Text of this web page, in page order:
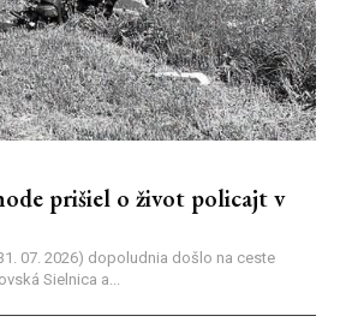
prišiel o život policajt v
07. 2026) dopoludnia došlo na ceste
Sielnica a...